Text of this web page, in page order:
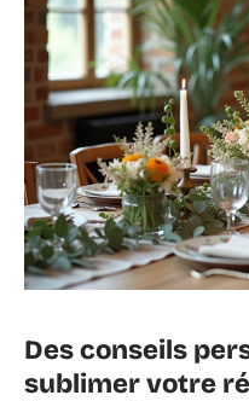
Des conseils
sublimer votre